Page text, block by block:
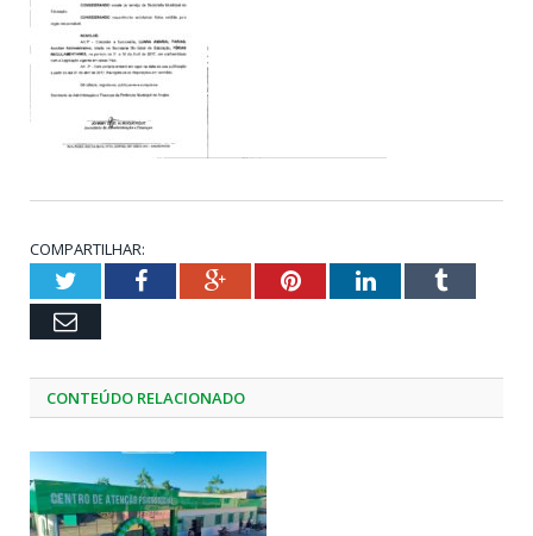
COMPARTILHAR:
TwitterFacebookGoogle+PinterestLinkedInTumblr
Email
CONTEÚDO RELACIONADO